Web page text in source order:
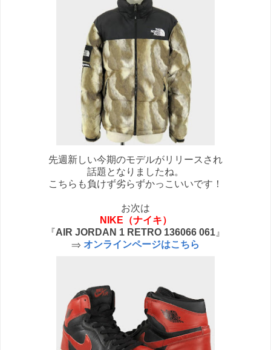
先週新しい今期のモデルがリリースされ
話題となりましたね。
こちらも負けず劣らずかっこいいです！
お次は
NIKE（ナイキ）
『AIR JORDAN 1 RETRO 136066 061 』
⇒ オンラインページはこちら